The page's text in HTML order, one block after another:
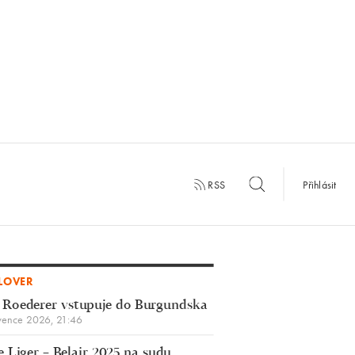
RSS Přihlásit
vstupuje do Burgundska
2026, 21:46